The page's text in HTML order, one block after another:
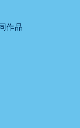
作品